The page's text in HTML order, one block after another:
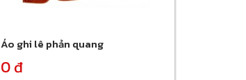
Áo ghi lê phản quang
0 đ